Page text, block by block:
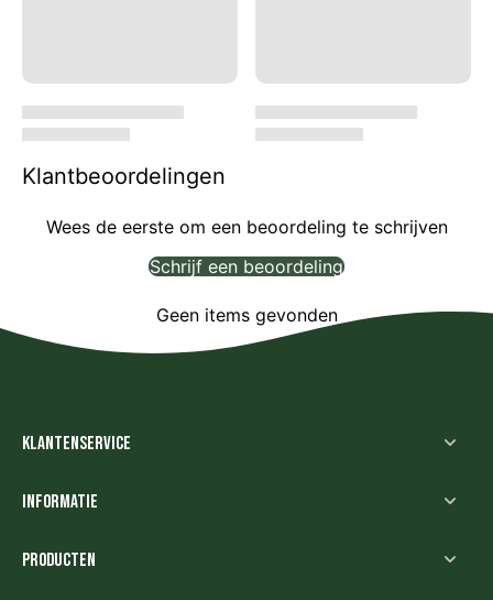
Klantbeoordelingen
Wees de eerste om een beoordeling te schrijven
Schrijf een beoordeling
Geen items gevonden
Klantenservice
Informatie
Producten